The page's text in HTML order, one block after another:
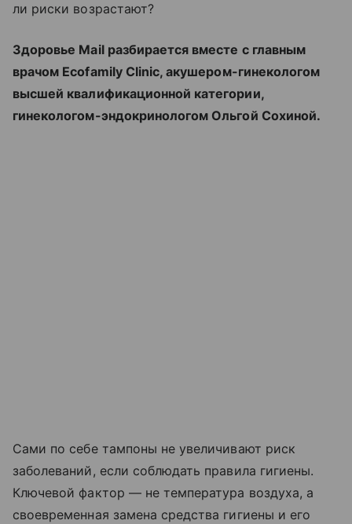
ли риски возрастают?
Здоровье Mail разбирается вместе с главным
врачом Ecofamily Clinic, акушером-гинекологом
высшей квалификационной категории,
гинекологом-эндокринологом Ольгой Сохиной.
Сами по себе тампоны не увеличивают риск
заболеваний, если соблюдать правила гигиены.
Ключевой фактор — не температура воздуха, а
своевременная замена средства гигиены и его